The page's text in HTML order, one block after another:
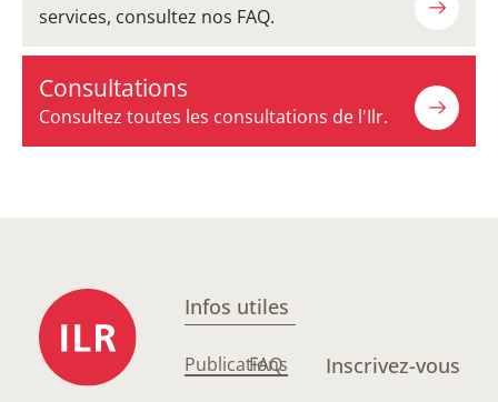
services, consultez nos FAQ.
Consultations
Consultez toutes les consultations de l'Ilr.
Infos utiles
Publications
FAQ Inscrivez-vous